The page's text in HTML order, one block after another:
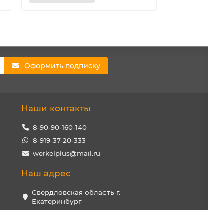
Оформить подписку
Наши контакты
8-90-90-160-140
8-919-37-20-333
werkelplus@mail.ru
Наш адрес
Свердловская область г.
Екатеринбург